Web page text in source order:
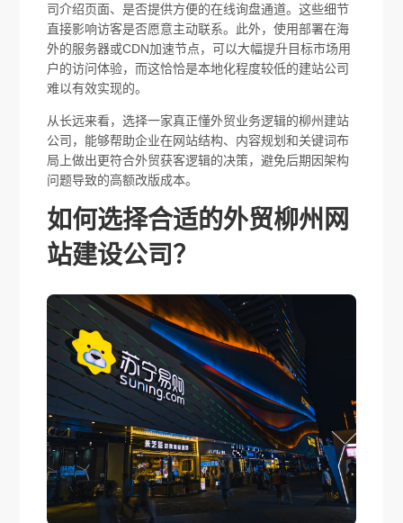
司介绍页面、是否提供方便的在线询盘通道。这些细节
直接影响访客是否愿意主动联系。此外，使用部署在海
外的服务器或CDN加速节点，可以大幅提升目标市场用
户的访问体验，而这恰恰是本地化程度较低的建站公司
难以有效实现的。
从长远来看，选择一家真正懂外贸业务逻辑的柳州建站
公司，能够帮助企业在网站结构、内容规划和关键词布
局上做出更符合外贸获客逻辑的决策，避免后期因架构
问题导致的高额改版成本。
如何选择合适的外贸柳州网
站建设公司？